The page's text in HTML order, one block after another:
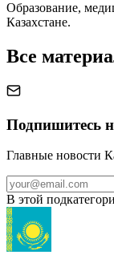
Образование,
Казахстане.
Все
Подпишитесь
Главные новости
В этой